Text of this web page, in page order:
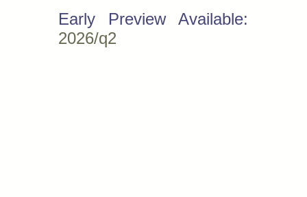
Early Preview Available:
2026/q2